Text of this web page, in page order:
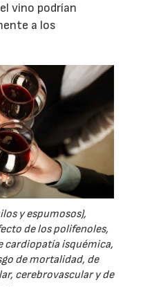
vino podrían
a los
y espumosos),
de los polifenoles,
cardiopatía isquémica,
de mortalidad, de
cerebrovascular y de